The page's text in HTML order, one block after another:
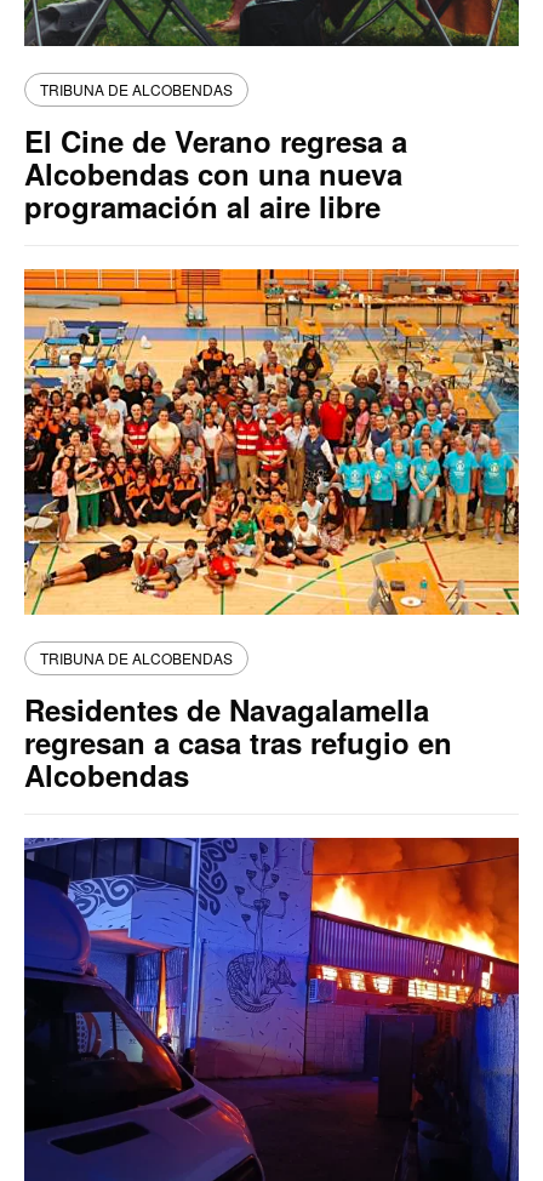
TRIBUNA DE ALCOBENDAS
El Cine de Verano regresa a
Alcobendas con una nueva
programación al aire libre
TRIBUNA DE ALCOBENDAS
Residentes de Navagalamella
regresan a casa tras refugio en
Alcobendas